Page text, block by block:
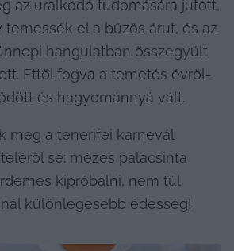
az uralkodó tudomására jutott,
el a bűzös árut, és az
hangulatban összegyűlt
Ettől fogva a temetés évről-
és hagyománnyá vált.
meg a tenerifei karnevál
se: mézes palacsinta
kipróbálni, nem túl
különlegesebb édesség!